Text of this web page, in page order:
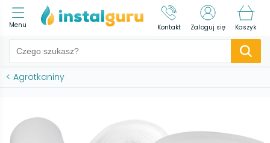
Menu Kontakt Zaloguj się Koszyk
< Agrotkaniny